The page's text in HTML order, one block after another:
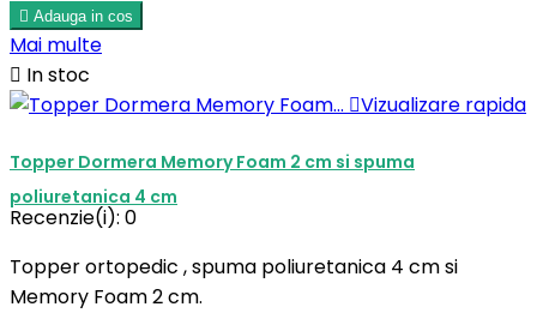
 Adauga in cos
Mai multe
 In stoc
Vizualizare rapida
Topper Dormera Memory Foam 2 cm si spuma
poliuretanica 4 cm
Recenzie(i): 0
Topper ortopedic , spuma poliuretanica 4 cm si
Memory Foam 2 cm.